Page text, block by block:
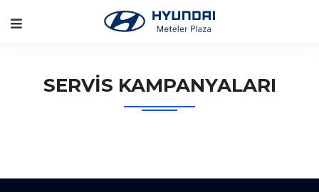
SERVIS KAMPANYALARI